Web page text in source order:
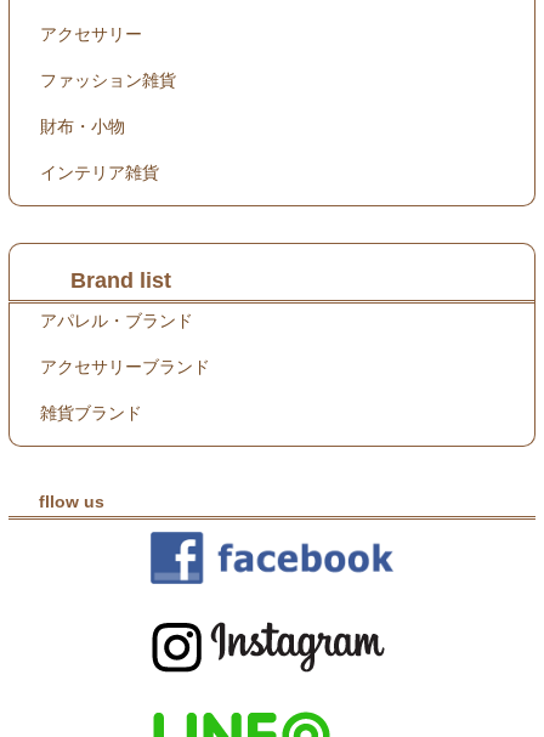
アクセサリー
ファッション雑貨
財布・小物
インテリア雑貨
Brand list
アパレル・ブランド
アクセサリーブランド
雑貨ブランド
fllow us